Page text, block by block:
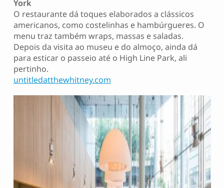
York
O restaurante dá toques elaborados a clássicos
americanos, como costelinhas e hambúrgueres. O
menu traz também wraps, massas e saladas.
Depois da visita ao museu e do almoço, ainda dá
para esticar o passeio até o High Line Park, ali
pertinho.
untitledatthewhitney.com